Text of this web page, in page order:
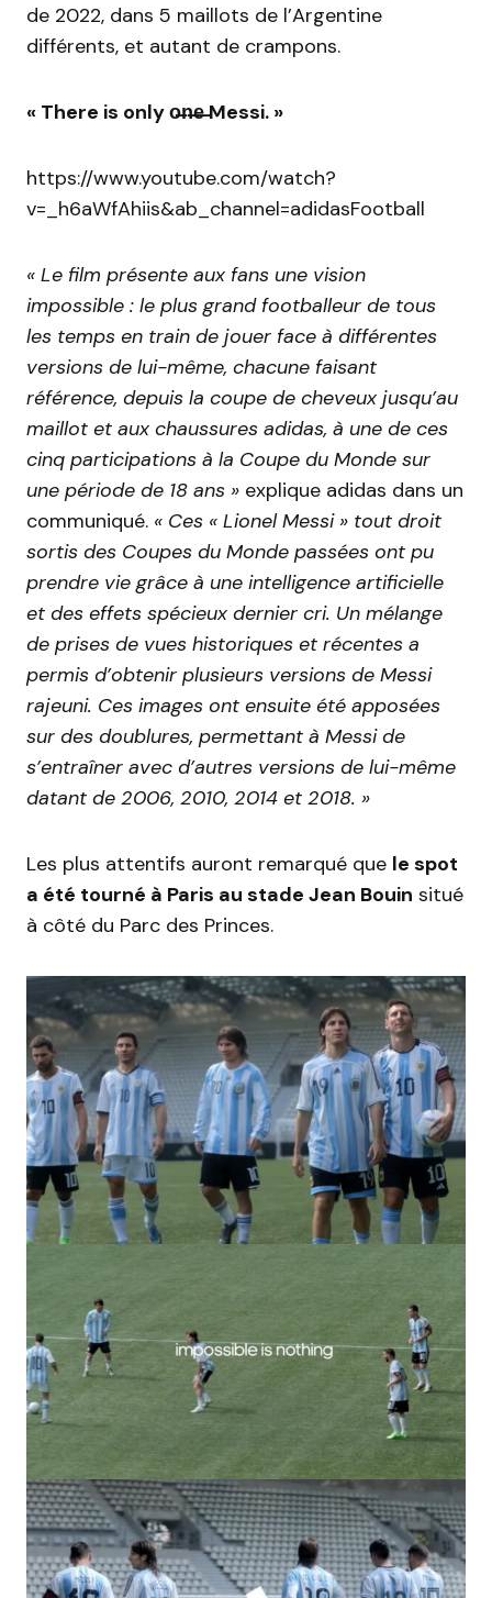
de 2022, dans 5 maillots de l’Argentine
différents, et autant de crampons.
« There is only o̶n̶e̶ Messi. »
https://www.youtube.com/watch?
v=_h6aWfAhiis&ab_channel=adidasFootball
« Le film présente aux fans une vision
impossible : le plus grand footballeur de tous
les temps en train de jouer face à différentes
versions de lui-même, chacune faisant
référence, depuis la coupe de cheveux jusqu’au
maillot et aux chaussures adidas, à une de ces
cinq participations à la Coupe du Monde sur
une période de 18 ans » explique adidas dans un
communiqué. « Ces « Lionel Messi » tout droit
sortis des Coupes du Monde passées ont pu
prendre vie grâce à une intelligence artificielle
et des effets spécieux dernier cri. Un mélange
de prises de vues historiques et récentes a
permis d’obtenir plusieurs versions de Messi
rajeuni. Ces images ont ensuite été apposées
sur des doublures, permettant à Messi de
s’entraîner avec d’autres versions de lui-même
datant de 2006, 2010, 2014 et 2018. »
Les plus attentifs auront remarqué que le spot
a été tourné à Paris au stade Jean Bouin situé
à côté du Parc des Princes.